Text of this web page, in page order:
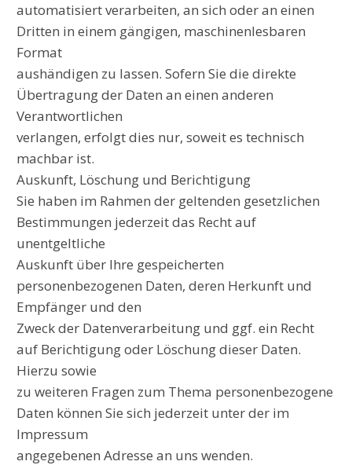
automatisiert verarbeiten, an sich oder an einen
Dritten in einem gängigen, maschinenlesbaren
Format
aushändigen zu lassen. Sofern Sie die direkte
Übertragung der Daten an einen anderen
Verantwortlichen
verlangen, erfolgt dies nur, soweit es technisch
machbar ist.
Auskunft, Löschung und Berichtigung
Sie haben im Rahmen der geltenden gesetzlichen
Bestimmungen jederzeit das Recht auf
unentgeltliche
Auskunft über Ihre gespeicherten
personenbezogenen Daten, deren Herkunft und
Empfänger und den
Zweck der Datenverarbeitung und ggf. ein Recht
auf Berichtigung oder Löschung dieser Daten.
Hierzu sowie
zu weiteren Fragen zum Thema personenbezogene
Daten können Sie sich jederzeit unter der im
Impressum
angegebenen Adresse an uns wenden.